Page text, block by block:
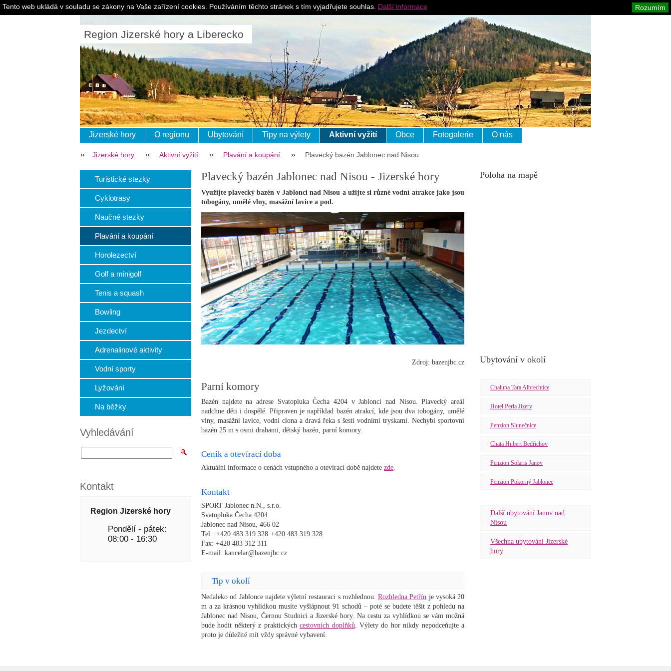
Region Jizerské hory a Liberecko
Pro ubytovatele
Jizerské hory O regionu Ubytování Tipy na výlety Aktivní vyžití Obce Fotogalerie O nás
Jizerské hory Aktivní vyžití Plavání a koupání Plavecký bazén Jablonec nad Nisou
Poloha na mapě
Ubytování v okolí
Chalupa Tara Albrechtice
Hotel Perla Jizery
Penzion Slunečnice
Chata Hubert Bedřichov
Penzion Solaris Janov
Penzion Pokorný Jablonec
Další ubytování Janov nad
Nisou
Všechna ubytování Jizerské
hory
Plavecký bazén Jablonec nad Nisou - Jizerské hory
Využijte plavecký bazén v Jablonci nad Nisou a užijte si různé vodní atrakce jako jsou
tobogány, umělé vlny, masážní lavice a pod.
Zdroj: bazenjbc.cz
Parní komory
Bazén najdete na adrese Svatopluka Čecha 4204 v Jablonci nad Nisou. Plavecký areál
nadchne děti i dospělé. Připraven je například bazén atrakcí, kde jsou dva tobogány, umělé
vlny, masážní lavice, vodní clona a dravá řeka s šesti vodními tryskami. Nechybí sportovní
bazén 25 m s osmi drahami, dětský bazén, parní komory.
Ceník a otevírací doba
Aktuální informace o cenách vstupného a otevírací době najdete zde
Kontakt
SPORT Jablonec n.N., s.r.o.
Svatopluka Čecha 4204
Jablonec nad Nisou, 466 02
Tel.: +420 483 319 328 +420 483 319 328
Fax: +420 483 312 311
E-mail: kancelar@bazenjbc.cz
Tip v okolí
Nedaleko od Jablonce najdete výletní restauraci s rozhlednou. Rozhledna Petřín je vysoká 20
m a za krásnou vyhlídkou musíte vyšlápnout 91 schodů – poté se budete těšit z pohledu na
Jablonec nad Nisou, Černou Studnici a Jizerské hory. Na cestu za vyhlídkou se vám možná
bude hodit některý z praktickýchcestovních doplňků . Výlety do hor nikdy nepodceňujte a
proto je důležité mít vždy správné vybavení.
Turistické stezky
Cyklotrasy
Naučné stezky
Plavání a koupání
Horolezectví
Golf a minigolf
Tenis a squash
Bowling
Jezdectví
Adrenalinové aktivity
Vodní sporty
Lyžování
Na běžky
Vyhledávání
Kontakt
Region Jizerské hory
Pondělí - pátek:
08:00 - 16:30
Tento web ukládá v souladu se zákony na Vaše zařízení cookies. Používáním těchto stránek s tím vyjadřujete souhlas. Rozumím
Další informace